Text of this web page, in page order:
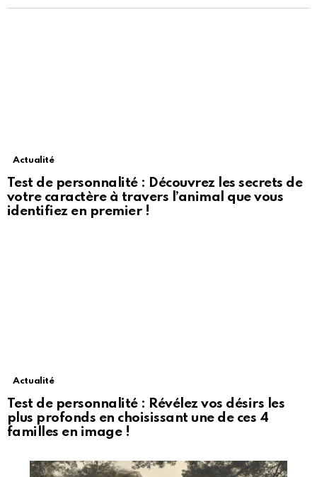
Actualité
Test de personnalité : Découvrez les secrets de
votre caractère à travers l’animal que vous
identifiez en premier !
Actualité
Test de personnalité : Révélez vos désirs les
plus profonds en choisissant une de ces 4
familles en image !